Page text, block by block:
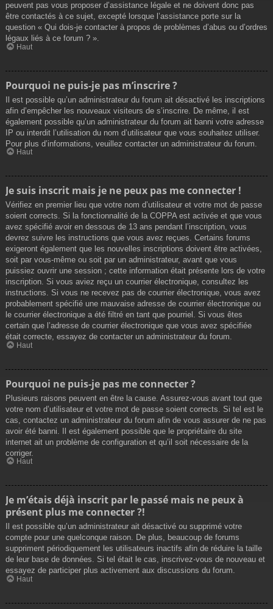
peuvent pas vous proposer d’assistance légale et ne doivent donc pas
être contactés à ce sujet, excepté lorsque l’assistance porte sur la
question « Qui dois-je contacter à propos de problèmes d’abus ou d’ordres
légaux liés à ce forum ? ».
Haut
Pourquoi ne puis-je pas m’inscrire ?
Il est possible qu’un administrateur du forum ait désactivé les inscriptions
afin d’empêcher les nouveaux visiteurs de s’inscrire. De même, il est
également possible qu’un administrateur du forum ait banni votre adresse
IP ou interdit l’utilisation du nom d’utilisateur que vous souhaitez utiliser.
Pour plus d’informations, veuillez contacter un administrateur du forum.
Haut
Je suis inscrit mais je ne peux pas me connecter !
Vérifiez en premier lieu que votre nom d’utilisateur et votre mot de passe
soient corrects. Si la fonctionnalité de la COPPA est activée et que vous
avez spécifié avoir en dessous de 13 ans pendant l’inscription, vous
devrez suivre les instructions que vous avez reçues. Certains forums
exigeront également que les nouvelles inscriptions doivent être activées,
soit par vous-même ou soit par un administrateur, avant que vous
puissiez ouvrir une session ; cette information était présente lors de votre
inscription. Si vous aviez reçu un courrier électronique, consultez les
instructions. Si vous ne recevez pas de courrier électronique, vous avez
probablement spécifié une mauvaise adresse de courrier électronique ou
le courrier électronique a été filtré en tant que pourriel. Si vous êtes
certain que l’adresse de courrier électronique que vous avez spécifiée
était correcte, essayez de contacter un administrateur du forum.
Haut
Pourquoi ne puis-je pas me connecter ?
Plusieurs raisons peuvent en être la cause. Assurez-vous avant tout que
votre nom d’utilisateur et votre mot de passe soient corrects. Si tel est le
cas, contactez un administrateur du forum afin de vous assurer de ne pas
avoir été banni. Il est également possible que le propriétaire du site
internet ait un problème de configuration et qu’il soit nécessaire de la
corriger.
Haut
Je m’étais déjà inscrit par le passé mais ne peux à
présent plus me connecter ?!
Il est possible qu’un administrateur ait désactivé ou supprimé votre
compte pour une quelconque raison. De plus, beaucoup de forums
suppriment périodiquement les utilisateurs inactifs afin de réduire la taille
de leur base de données. Si tel était le cas, inscrivez-vous de nouveau et
essayez de participer plus activement aux discussions du forum.
Haut